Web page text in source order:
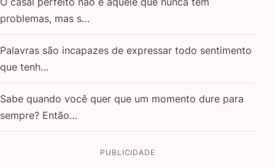
problemas, mas s…
Palavras são incapazes de expressar todo sentimento
que tenh…
Sabe quando você quer que um momento dure para
sempre? Então…
PUBLICIDADE